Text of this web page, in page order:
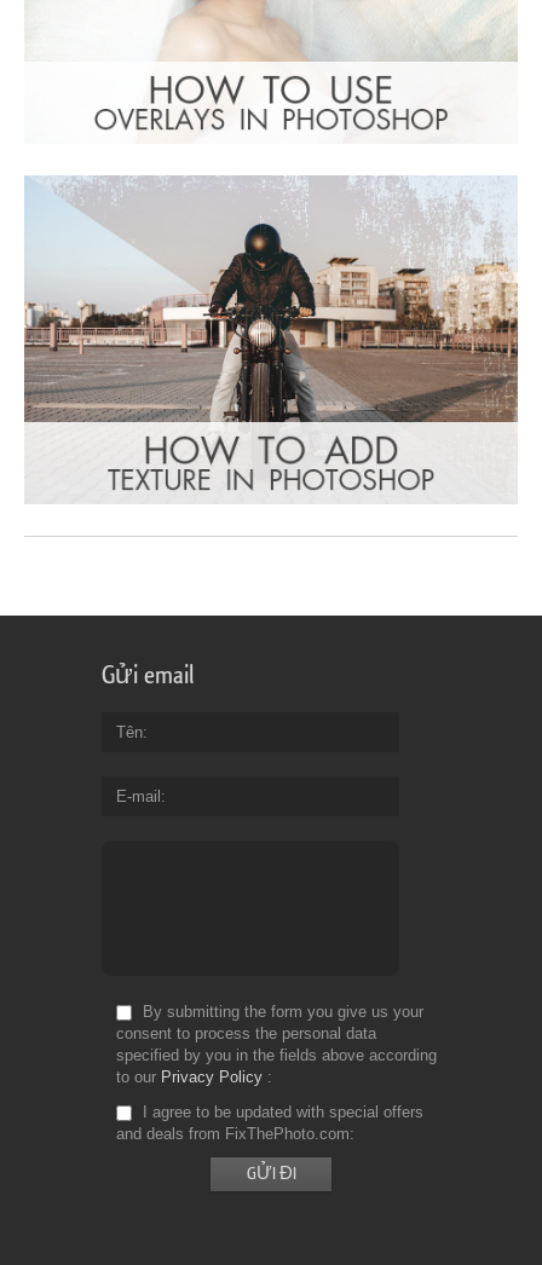
Gửi email
Tên
E-mail
By submitting the form you give us your
consent to process the personal data
specified by you in the fields above according
to our Privacy Policy
I agree to be updated with special offers
and deals from FixThePhoto.com